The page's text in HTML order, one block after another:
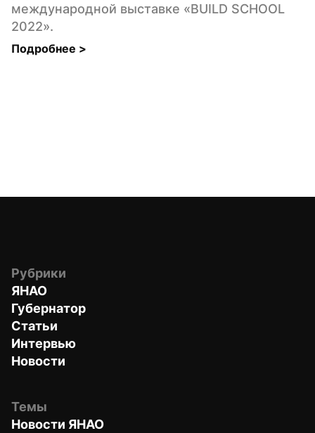
международной выставке «BUILD SCHOOL
2022».
Подробнее >
Рубрики
ЯНАО
Губернатор
Статьи
Интервью
Новости
Темы
Новости ЯНАО